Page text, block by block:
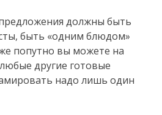
должны быть
быть «одним блюдом»
попутно вы можете на
другие готовые
надо лишь один